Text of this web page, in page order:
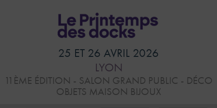
CONFÉRENCES
25 ET 26 AVRIL 2026
LYON
11ÈME ÉDITION - SALON GRAND PUBLIC - DÉCO
OBJETS MAISON BIJOUX